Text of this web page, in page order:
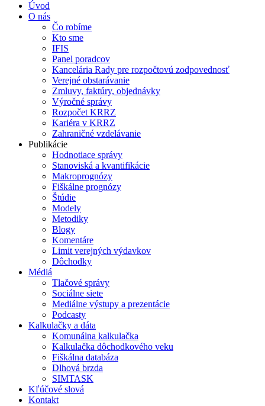
Úvod
O nás
Čo robíme
Kto sme
IFIS
Panel poradcov
Kancelária Rady pre rozpočtovú zodpovednosť
Verejné obstarávanie
Zmluvy, faktúry, objednávky
Výročné správy
Rozpočet KRRZ
Kariéra v KRRZ
Zahraničné vzdelávanie
Publikácie
Hodnotiace správy
Stanoviská a kvantifikácie
Makroprognózy
Fiškálne prognózy
Štúdie
Modely
Metodiky
Blogy
Komentáre
Limit verejných výdavkov
Dôchodky
Médiá
Tlačové správy
Sociálne siete
Mediálne výstupy a prezentácie
Podcasty
Kalkulačky a dáta
Komunálna kalkulačka
Kalkulačka dôchodkového veku
Fiškálna databáza
Dlhová brzda
SIMTASK
Kľúčové slová
Kontakt